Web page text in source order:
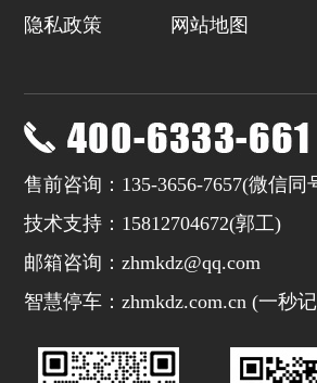
隐私政策 网站地图
售前咨询：135-3656-7657(微信同
技术支持：15812704672(郭工)
邮箱咨询：zhmkdz@qq.com
智慧停车：zhmkdz.com.cn (一秒